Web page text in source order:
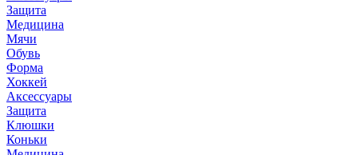
Защита
Медицина
Мячи
Обувь
Форма
Хоккей
Аксессуары
Защита
Клюшки
Коньки